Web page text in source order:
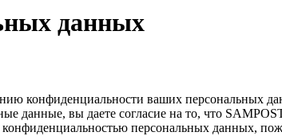
данных
конфиденциальности ваших персональных
данные, вы даете согласие на то, что
персональных данных,